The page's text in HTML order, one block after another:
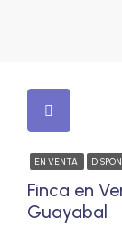
EN VENTA
Finca en
Guayabal